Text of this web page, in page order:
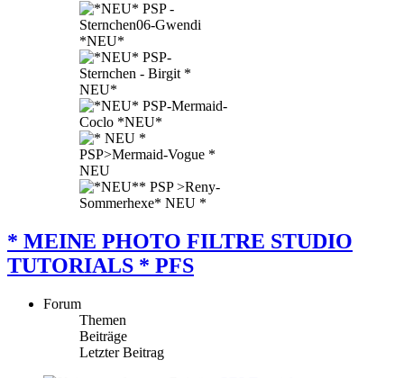
* MEINE PHOTO FILTRE STUDIO
TUTORIALS * PFS
Forum
Themen
Beiträge
Letzter Beitrag